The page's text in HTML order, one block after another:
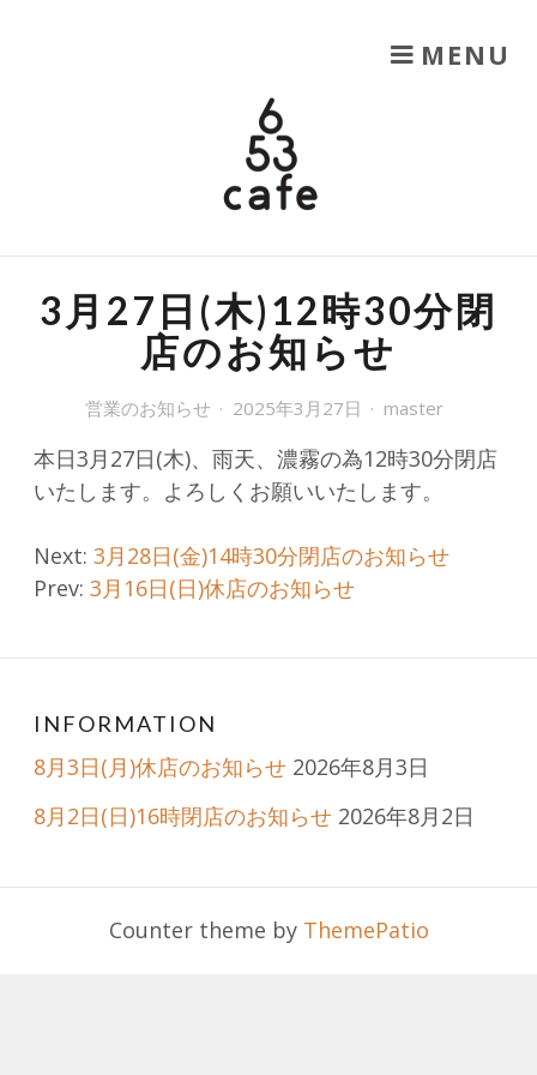
MENU
3月27日(木)12時30分閉
店のお知らせ
営業のお知らせ 2025年3月27日 master
本日3月27日(木)、雨天、濃霧の為12時30分閉店
いたします。よろしくお願いいたします。
Post
navigation
Next: 3月28日(金)14時30分閉店のお知らせ
Prev: 3月16日(日)休店のお知らせ
INFORMATION
8月3日(月)休店のお知らせ 2026年8月3日
8月2日(日)16時閉店のお知らせ 2026年8月2日
Counter theme by ThemePatio